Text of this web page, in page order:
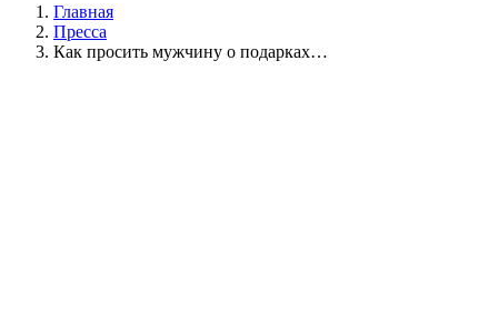
Главная
Пресса
Как просить мужчину о подарках…